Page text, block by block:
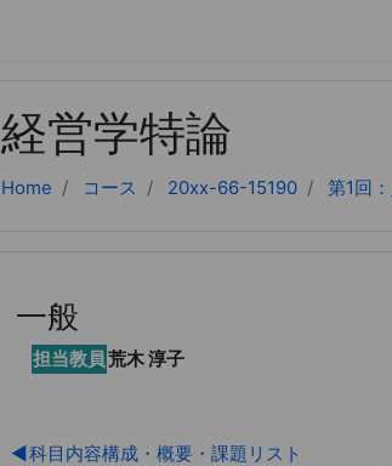
経営学特論
Home コース 20xx-66-15190 第1回
一般
担当教員荒木 淳子
◀︎科目内容構成・概要・課題リスト